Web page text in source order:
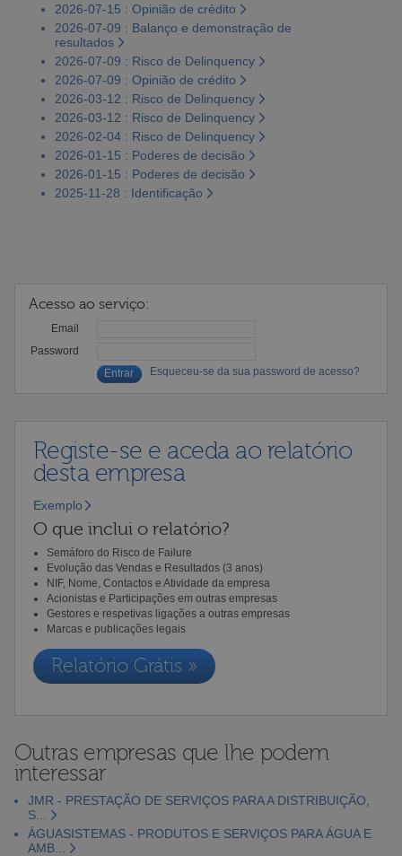
2026-07-15 : Opinião de crédito
2026-07-09 : Balanço e demonstração de
resultados
2026-07-09 : Risco de Delinquency
2026-07-09 : Opinião de crédito
2026-03-12 : Risco de Delinquency
2026-03-12 : Risco de Delinquency
2026-02-04 : Risco de Delinquency
2026-01-15 : Poderes de decisão
2026-01-15 : Poderes de decisão
2025-11-28 : Identificação
Acesso ao serviço:
Email
Password
Esqueceu-se da sua password de acesso?
Registe-se e aceda ao relatório
desta empresa
Exemplo
O que inclui o relatório?
Semáforo do Risco de Failure
Evolução das Vendas e Resultados (3 anos)
NIF, Nome, Contactos e Atividade da empresa
Acionistas e Participações em outras empresas
Gestores e respetivas ligações a outras empresas
Marcas e publicações legais
Relatório Grátis »
Outras empresas que lhe podem
interessar
JMR - PRESTAÇÃO DE SERVIÇOS PARA A DISTRIBUIÇÃO,
S...
ÁGUASISTEMAS - PRODUTOS E SERVIÇOS PARA ÁGUA E
AMB...